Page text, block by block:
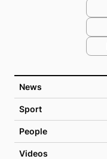
News
Sport
People
Videos